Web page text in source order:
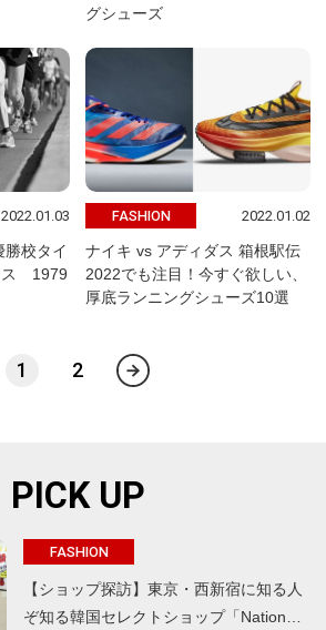
グシューズ
2022.01.03
校タイ
ス 1979
FASHION 2022.01.02
ナイキ vs アディダス 箱根駅伝
2022でも注目！今すぐ欲しい、
厚底ランニングシューズ10選
1 2
PICK UP
FASHION
【ショップ探訪】東京・西新宿に知る人
ぞ知る韓国セレクトショップ「Nation…